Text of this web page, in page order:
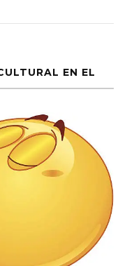
Libertad?
EN EL